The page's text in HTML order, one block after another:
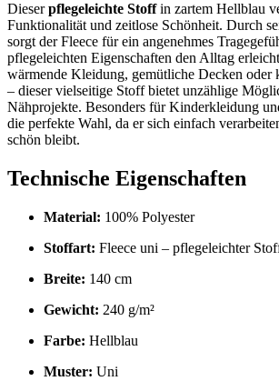
Dieserpflegeleichte Stoffin zartem Hellblau
Funktionalität und zeitlose Schönheit. Durch
sorgt der Fleece für ein angenehmes
pflegeleichten Eigenschaften den Alltag
wärmende Kleidung, gemütliche Decken oder
– dieser vielseitige Stoff bietet unzählige
Nähprojekte. Besonders für Kinderkleidung
die perfekte Wahl, da er sich einfach
schön bleibt.
Technische Eigenschaften
Material: 100% Polyester
Stoffart: Fleece uni – pflegeleichter
Breite: 140 cm
Gewicht: 240 g/m²
Farbe: Hellblau
Muster: Uni